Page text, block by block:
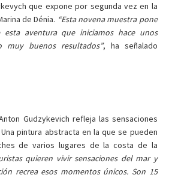
que expone por segunda vez en la
de Dénia. “Esta novena muestra pone
aventura que iniciamos hace unos
muy buenos resultados”, ha señalado
Gudzykevich refleja las sensaciones
pintura abstracta en la que se pueden
de varios lugares de la costa de la
quieren vivir sensaciones del mar y
recrea esos momentos únicos. Son 15